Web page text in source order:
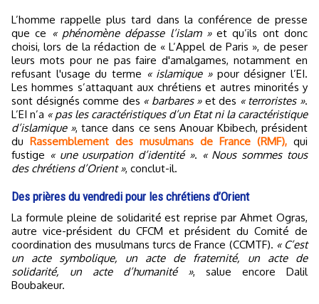
L’homme rappelle plus tard dans la conférence de presse
que ce « phénomène dépasse l’islam »et qu’ils ont donc
choisi, lors de la rédaction de « L’Appel de Paris », de peser
leurs mots pour ne pas faire d'amalgames, notamment en
refusant l'usage du terme « islamique »pour désigner l’EI.
Les hommes s’attaquant aux chrétiens et autres minorités y
sont désignés comme des « barbares » et des « terroristes ».
L’EI n’a « pas les caractéristiques d’un Etat ni la caractéristique
d’islamique », tance dans ce sens Anouar Kbibech, président
du Rassemblement des musulmans de France (RMF), qui
fustige « une usurpation d’identité ». « Nous sommes tous
des chrétiens d’Orient », conclut-il.
Des prières du vendredi pour les chrétiens d’Orient
La formule pleine de solidarité est reprise par Ahmet Ogras,
autre vice-président du CFCM et président du Comité de
coordination des musulmans turcs de France (CCMTF). « C’est
un acte symbolique, un acte de fraternité, un acte de
solidarité, un acte d’humanité », salue encore Dalil
Boubakeur.